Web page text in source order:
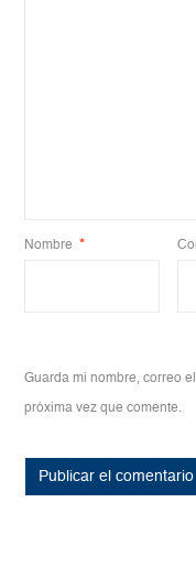
Nombre *
Guarda mi nombre, correo
próxima vez que comente.